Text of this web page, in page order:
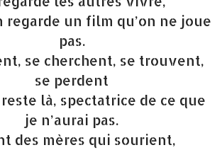
regarde un film qu’on ne joue
pas.
se cherchent, se trouvent,
se perdent
là, spectatrice de ce que
je n’aurai pas.
des mères qui sourient,